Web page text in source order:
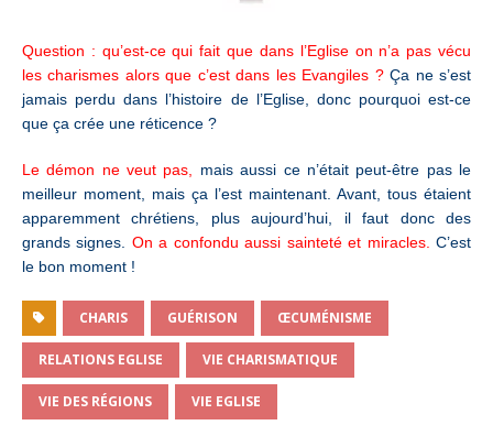
Question : qu’est-ce qui fait que dans l’Eglise on n’a pas vécu
les charismes alors que c’est dans les Evangiles ?Ça ne s’est
jamais perdu dans l’histoire de l’Eglise, donc pourquoi est-ce
que ça crée une réticence ?
Le démon ne veut pas,
mais aussi ce n’était peut-être pas le
meilleur moment, mais ça l’est maintenant. Avant, tous étaient
apparemment chrétiens, plus aujourd’hui, il faut donc des
grands signes. On a confondu aussi sainteté et miracles. C’est
le bon moment !
CHARIS GUÉRISON ŒCUMÉNISME
RELATIONS EGLISE VIE CHARISMATIQUE
VIE DES RÉGIONS VIE EGLISE